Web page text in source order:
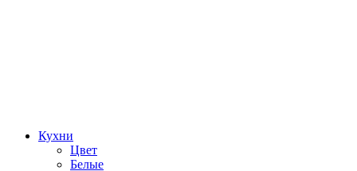
Кухни
Цвет
Белые